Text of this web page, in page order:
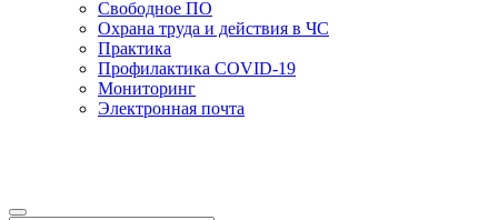
Свободное ПО
Охрана труда и действия в ЧС
Практика
Профилактика COVID-19
Мониторинг
Электронная почта